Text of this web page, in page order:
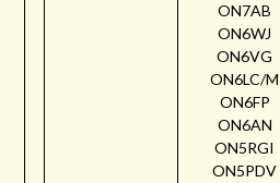
ON7AB
ON6WJ
ON6VG
ON6LC/M
ON6FP
ON6AN
ON5RGI
ON5PDV